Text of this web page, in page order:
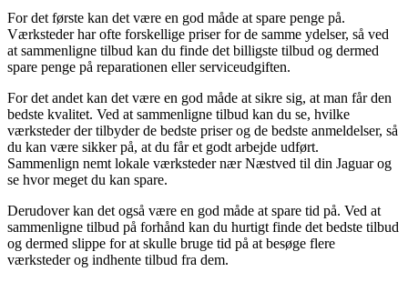
For det første kan det være en god måde at spare penge på.
Værksteder har ofte forskellige priser for de samme ydelser, så ved
at sammenligne tilbud kan du finde det billigste tilbud og dermed
spare penge på reparationen eller serviceudgiften.
For det andet kan det være en god måde at sikre sig, at man får den
bedste kvalitet. Ved at sammenligne tilbud kan du se, hvilke
værksteder der tilbyder de bedste priser og de bedste anmeldelser, så
du kan være sikker på, at du får et godt arbejde udført.
Sammenlign nemt lokale værksteder nær Næstved til din Jaguar og
se hvor meget du kan spare.
Derudover kan det også være en god måde at spare tid på. Ved at
sammenligne tilbud på forhånd kan du hurtigt finde det bedste tilbud
og dermed slippe for at skulle bruge tid på at besøge flere
værksteder og indhente tilbud fra dem.